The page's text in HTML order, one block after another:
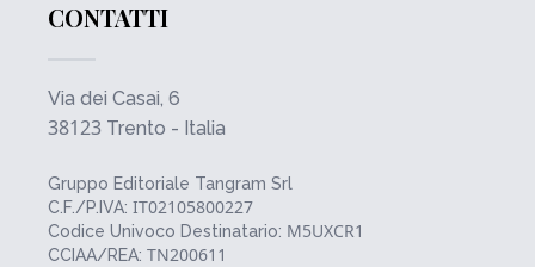
CONTATTI
Via dei Casai, 6
38123 Trento - Italia
Gruppo Editoriale Tangram Srl
C.F./P.IVA: IT02105800227
Codice Univoco Destinatario: M5UXCR1
CCIAA/REA: TN200611